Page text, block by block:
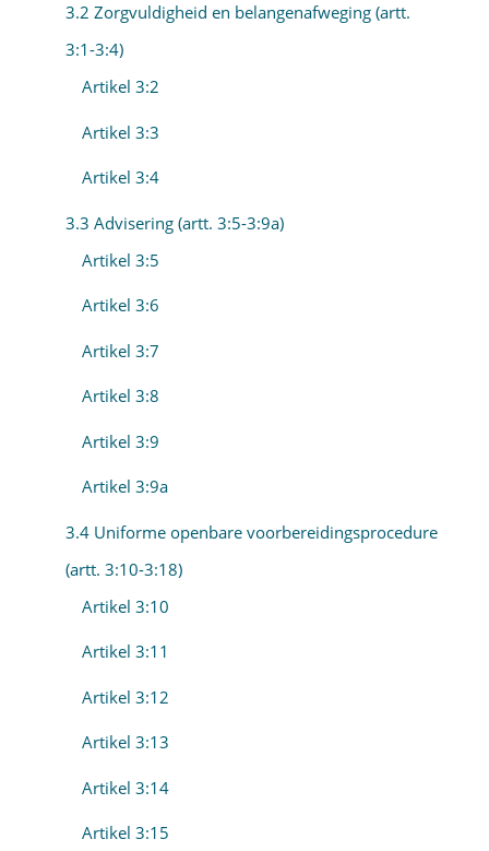
3.2 Zorgvuldigheid en belangenafweging (artt.
3:1-3:4)
Artikel 3:2
Artikel 3:3
Artikel 3:4
3.3 Advisering (artt. 3:5-3:9a)
Artikel 3:5
Artikel 3:6
Artikel 3:7
Artikel 3:8
Artikel 3:9
Artikel 3:9a
3.4 Uniforme openbare voorbereidingsprocedure
(artt. 3:10-3:18)
Artikel 3:10
Artikel 3:11
Artikel 3:12
Artikel 3:13
Artikel 3:14
Artikel 3:15